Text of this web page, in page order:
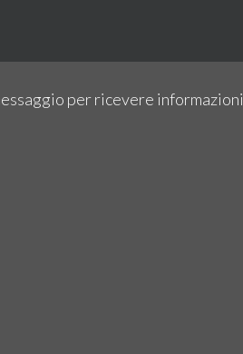
per ricevere informazioni